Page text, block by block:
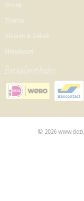
Snoep
Thema
Vlaaien & Gebak
Menukaart
Betaalmethodes
© 2026